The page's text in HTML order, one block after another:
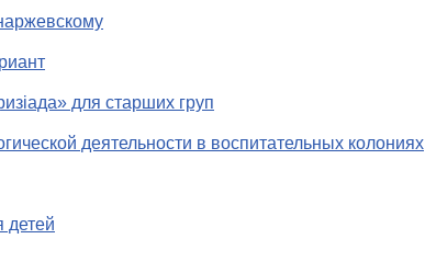
для старших груп
деятельности в воспитательных колониях
детей